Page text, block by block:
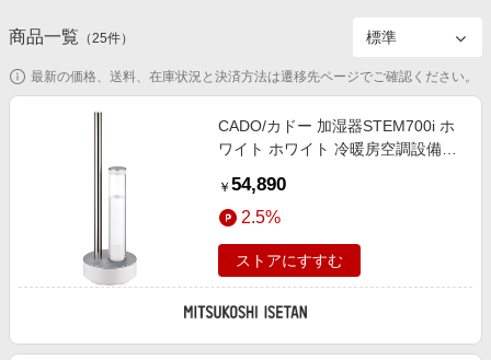
カテゴリー一覧
百貨店・総合ECモール
ファッション・インナー・小物
キッズ・ベビー用品
イベント一覧
初回購入者限定特典
対象ストア新規限定特典
新着ストアのご紹介
電子書籍特集
楽天サービス特集
商品一覧 （25件）
最新の価格、送料、在庫状況と決済方法は遷移先ページでご確認ください。
CADO/カドー 加湿器STEM700i ホ
ワイト ホワイト 冷暖房空調設備
￥ 54,890
2.5%
ストアにすすむ